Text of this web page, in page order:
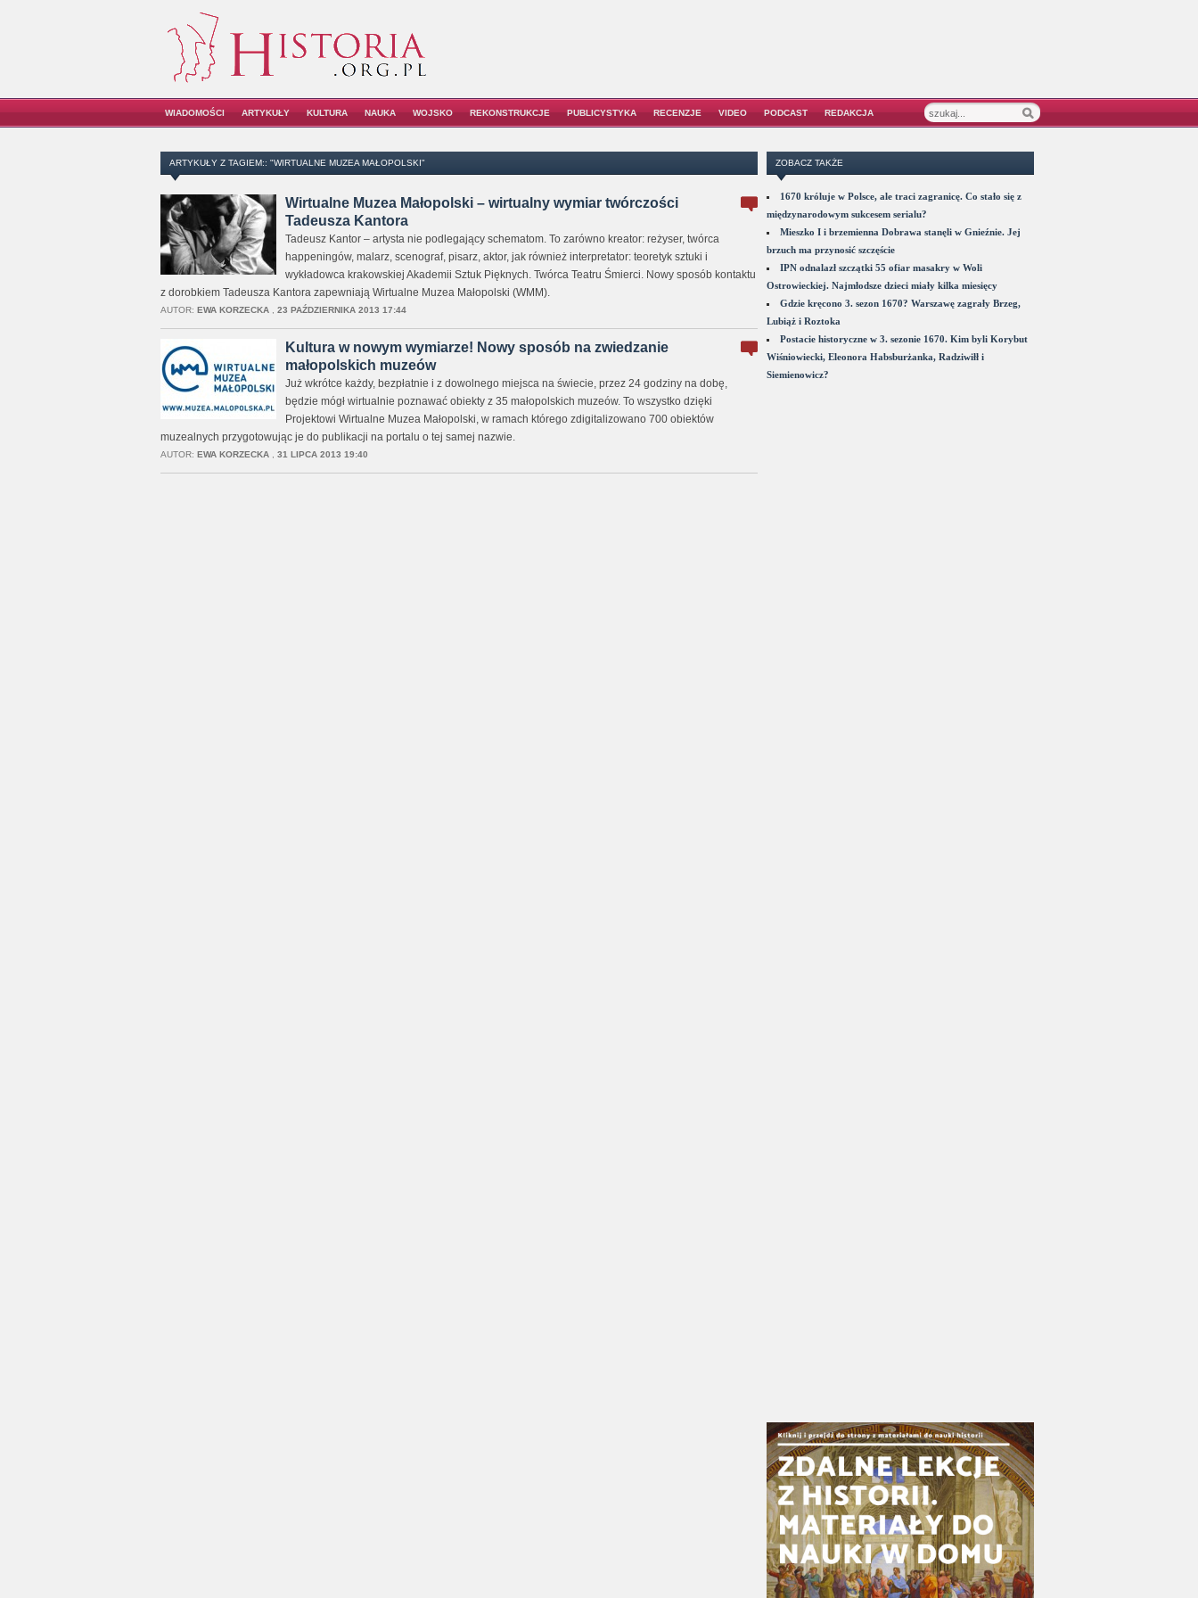
WIADOMOŚCI ARTYKUŁY KULTURA NAUKA WOJSKO REKONSTRUKCJE PUBLICYSTYKA RECENZJE VIDEO PODCAST REDAKCJA
ARTYKUŁY Z TAGIEM:: "WIRTUALNE MUZEA MAŁOPOLSKI"
Wirtualne Muzea Małopolski – wirtualny wymiar twórczości
Tadeusza Kantora
Tadeusz Kantor – artysta nie podlegający schematom. To zarówno kreator: reżyser, twórca
happeningów, malarz, scenograf, pisarz, aktor, jak również interpretator: teoretyk sztuki i
wykładowca krakowskiej Akademii Sztuk Pięknych. Twórca Teatru Śmierci. Nowy sposób kontaktu
z dorobkiem Tadeusza Kantora zapewniają Wirtualne Muzea Małopolski (WMM).
AUTOR: EWA KORZECKA, 23 PAŹDZIERNIKA 2013 17:44
Kultura w nowym wymiarze! Nowy sposób na zwiedzanie
małopolskich muzeów
Już wkrótce każdy, bezpłatnie i z dowolnego miejsca na świecie, przez 24 godziny na dobę,
będzie mógł wirtualnie poznawać obiekty z 35 małopolskich muzeów. To wszystko dzięki
Projektowi Wirtualne Muzea Małopolski, w ramach którego zdigitalizowano 700 obiektów
muzealnych przygotowując je do publikacji na portalu o tej samej nazwie.
AUTOR: EWA KORZECKA, 31 LIPCA 2013 19:40
ZOBACZ TAKŻE
1670 króluje w Polsce, ale traci zagranicę. Co stało się z
międzynarodowym sukcesem serialu?
Mieszko I i brzemienna Dobrawa stanęli w Gnieźnie. Jej
brzuch ma przynosić szczęście
IPN odnalazł szczątki 55 ofiar masakry w Woli
Ostrowieckiej. Najmłodsze dzieci miały kilka miesięcy
Gdzie kręcono 3. sezon 1670? Warszawę zagrały Brzeg,
Lubiąż i Roztoka
Postacie historyczne w 3. sezonie 1670. Kim byli Korybut
Wiśniowiecki, Eleonora Habsburżanka, Radziwiłł i
Siemienowicz?